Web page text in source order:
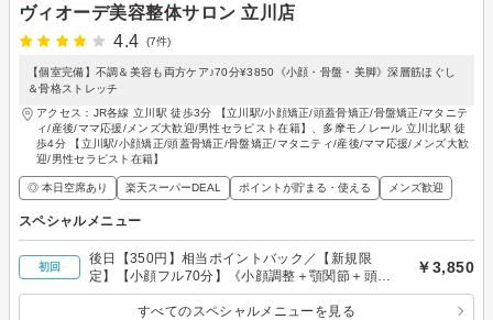
ヴィオーデ美容整体サロン 立川店
4.4
(7件)
【個室完備】不調＆美容も両方ケア♪70分¥3850《小顔・骨盤・美脚》深層筋ほぐし
＆骨格ストレッチ
アクセス：JR各線 立川駅 徒歩3分 【立川駅/小顔矯正/頭蓋骨矯正/骨盤矯正/マタニテ
ィ/産後/ママ応援/メンズ大歓迎/男性セラピスト在籍】、多摩モノレール 立川北駅 徒
歩4分 【立川駅/小顔矯正/頭蓋骨矯正/骨盤矯正/マタニティ/産後/ママ応援/メンズ大歓
迎/男性セラピスト在籍】
◎ 本日空席あり 楽天スーパーDEAL ポイントが貯まる・使える メンズ歓迎
スペシャルメニュー
初回
後日【350円】相当ポイントバック／【新規限
定】【小顔フル70分】《小顔調整＋顎関節＋頭蓋
骨＋顔脂肪分解＋リンパ》
￥3,850
すべてのスペシャルメニューを見る